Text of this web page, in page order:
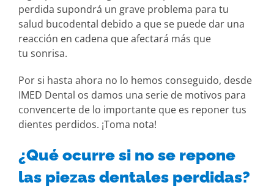
perdida supondrá un grave problema para tu
salud bucodental debido a que se puede dar una
reacción en cadena que afectará más que
tu sonrisa.
Por si hasta ahora no lo hemos conseguido, desde
IMED Dental os damos una serie de motivos para
convencerte de lo importante que es reponer tus
dientes perdidos. ¡Toma nota!
¿Qué ocurre si no se repone
las piezas dentales perdidas?